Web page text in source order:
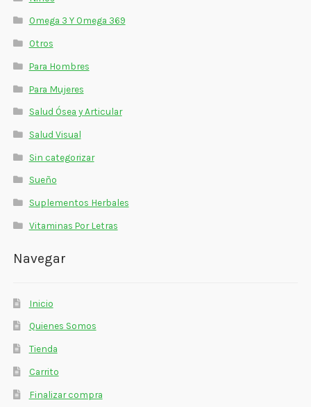
Omega 3 Y Omega 369
Otros
Para Hombres
Para Mujeres
Salud Ósea y Articular
Salud Visual
Sin categorizar
Sueño
Suplementos Herbales
Vitaminas Por Letras
Navegar
Inicio
Quienes Somos
Tienda
Carrito
Finalizar compra